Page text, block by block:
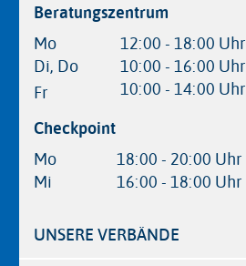
Beratungszentrum
Mo
12:00 - 18:00 Uhr
Di, Do
10:00 - 16:00 Uhr
Fr
10:00 - 14:00 Uhr
Checkpoint
Mo
18:00 - 20:00 Uhr
Mi
16:00 - 18:00 Uhr
UNSERE VERBÄNDE